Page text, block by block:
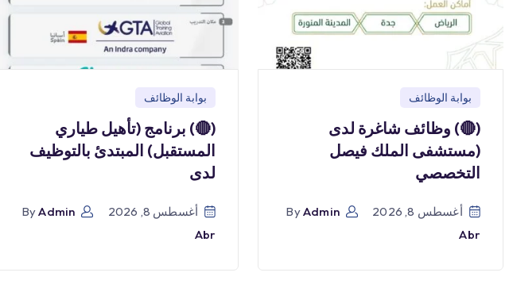
بوابة الوظائف
(🔴) وظائف شاغرة لدى
(مستشفى الملك فيصل
التخصصي
أغسطس 8, 2026 ByAdmin
Abr
بوابة الوظائف
(🔴) برنامج (تأهيل طياري
المستقبل) المبتدئ بالتوظيف
لدى
أغسطس 8, 2026 ByAdmin
Abr